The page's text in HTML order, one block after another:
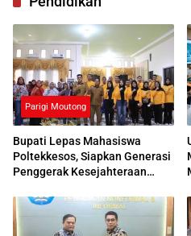
Parigi Moutong
Bupati Lepas Mahasiswa
Poltekkesos, Siapkan Generasi
Penggerak Kesejahteraan